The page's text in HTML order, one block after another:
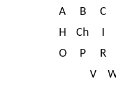
A B C
H
Ch I
O
P R
V